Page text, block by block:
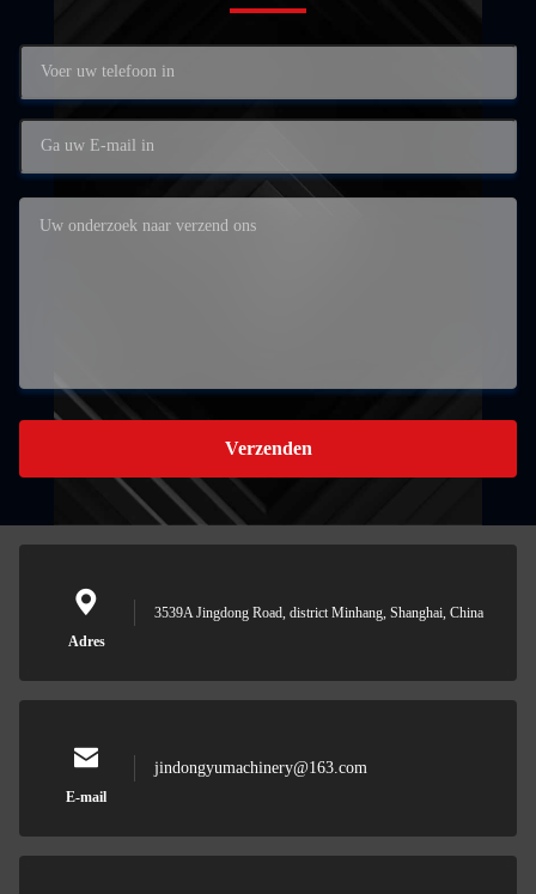
Verzenden
Adres
3539A Jingdong Road, district Minhang, Shanghai, China
E-mail
jindongyumachinery@163.com